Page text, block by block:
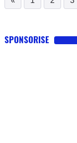
SPONSORISE